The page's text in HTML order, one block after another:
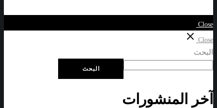
Close
Close
البحث
البحث
آخر المنشورات